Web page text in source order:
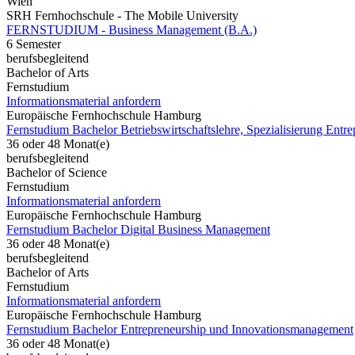
SRH Fernhochschule - The Mobile University
FERNSTUDIUM - Business Management (B.A.)
6 Semester
berufsbegleitend
Bachelor of Arts
Fernstudium
Informationsmaterial anfordern
Europäische Fernhochschule Hamburg
Fernstudium Bachelor Betriebswirtschaftslehre, Spezialisierung
36 oder 48 Monat(e)
berufsbegleitend
Bachelor of Science
Fernstudium
Informationsmaterial anfordern
Europäische Fernhochschule Hamburg
Fernstudium Bachelor Digital Business Management
36 oder 48 Monat(e)
berufsbegleitend
Bachelor of Arts
Fernstudium
Informationsmaterial anfordern
Europäische Fernhochschule Hamburg
Fernstudium Bachelor Entrepreneurship und Innovationsmanagement
36 oder 48 Monat(e)